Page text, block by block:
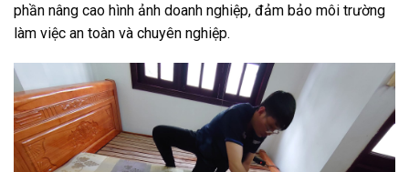
phần nâng cao hình ảnh doanh nghiệp, đảm bảo môi trường
làm việc an toàn và chuyên nghiệp.